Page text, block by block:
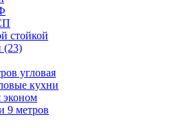
стойкой
(23)
угловая
кухни
эконом
9 метров